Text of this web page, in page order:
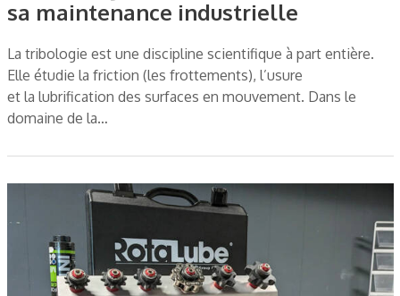
sa maintenance industrielle
La tribologie est une discipline scientifique à part entière.
Elle étudie la friction (les frottements), l’usure
et la lubrification des surfaces en mouvement. Dans le
domaine de la…